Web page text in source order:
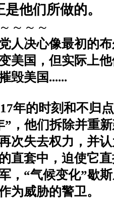
他们所做的。
～～～
人决心像最初的
美国，但实际上
毁美国......
年的时刻和不归
”，他们拆除并重
次失去权力，并
直套中，迫使它
，“气候变化”歇
为威胁的警卫。